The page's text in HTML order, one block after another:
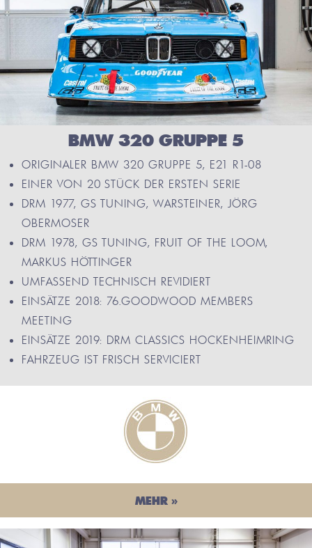
BMW 320 GRUPPE 5
ORIGINALER BMW 320 GRUPPE 5, E21 R1-08
EINER VON 20 STÜCK DER ERSTEN SERIE
DRM 1977, GS TUNING, WARSTEINER, JÖRG
OBERMOSER
DRM 1978, GS TUNING, FRUIT OF THE LOOM,
MARKUS HÖTTINGER
UMFASSEND TECHNISCH REVIDIERT
EINSÄTZE 2018: 76.GOODWOOD MEMBERS
MEETING
EINSÄTZE 2019: DRM CLASSICS HOCKENHEIMRING
FAHRZEUG IST FRISCH SERVICIERT
MEHR »